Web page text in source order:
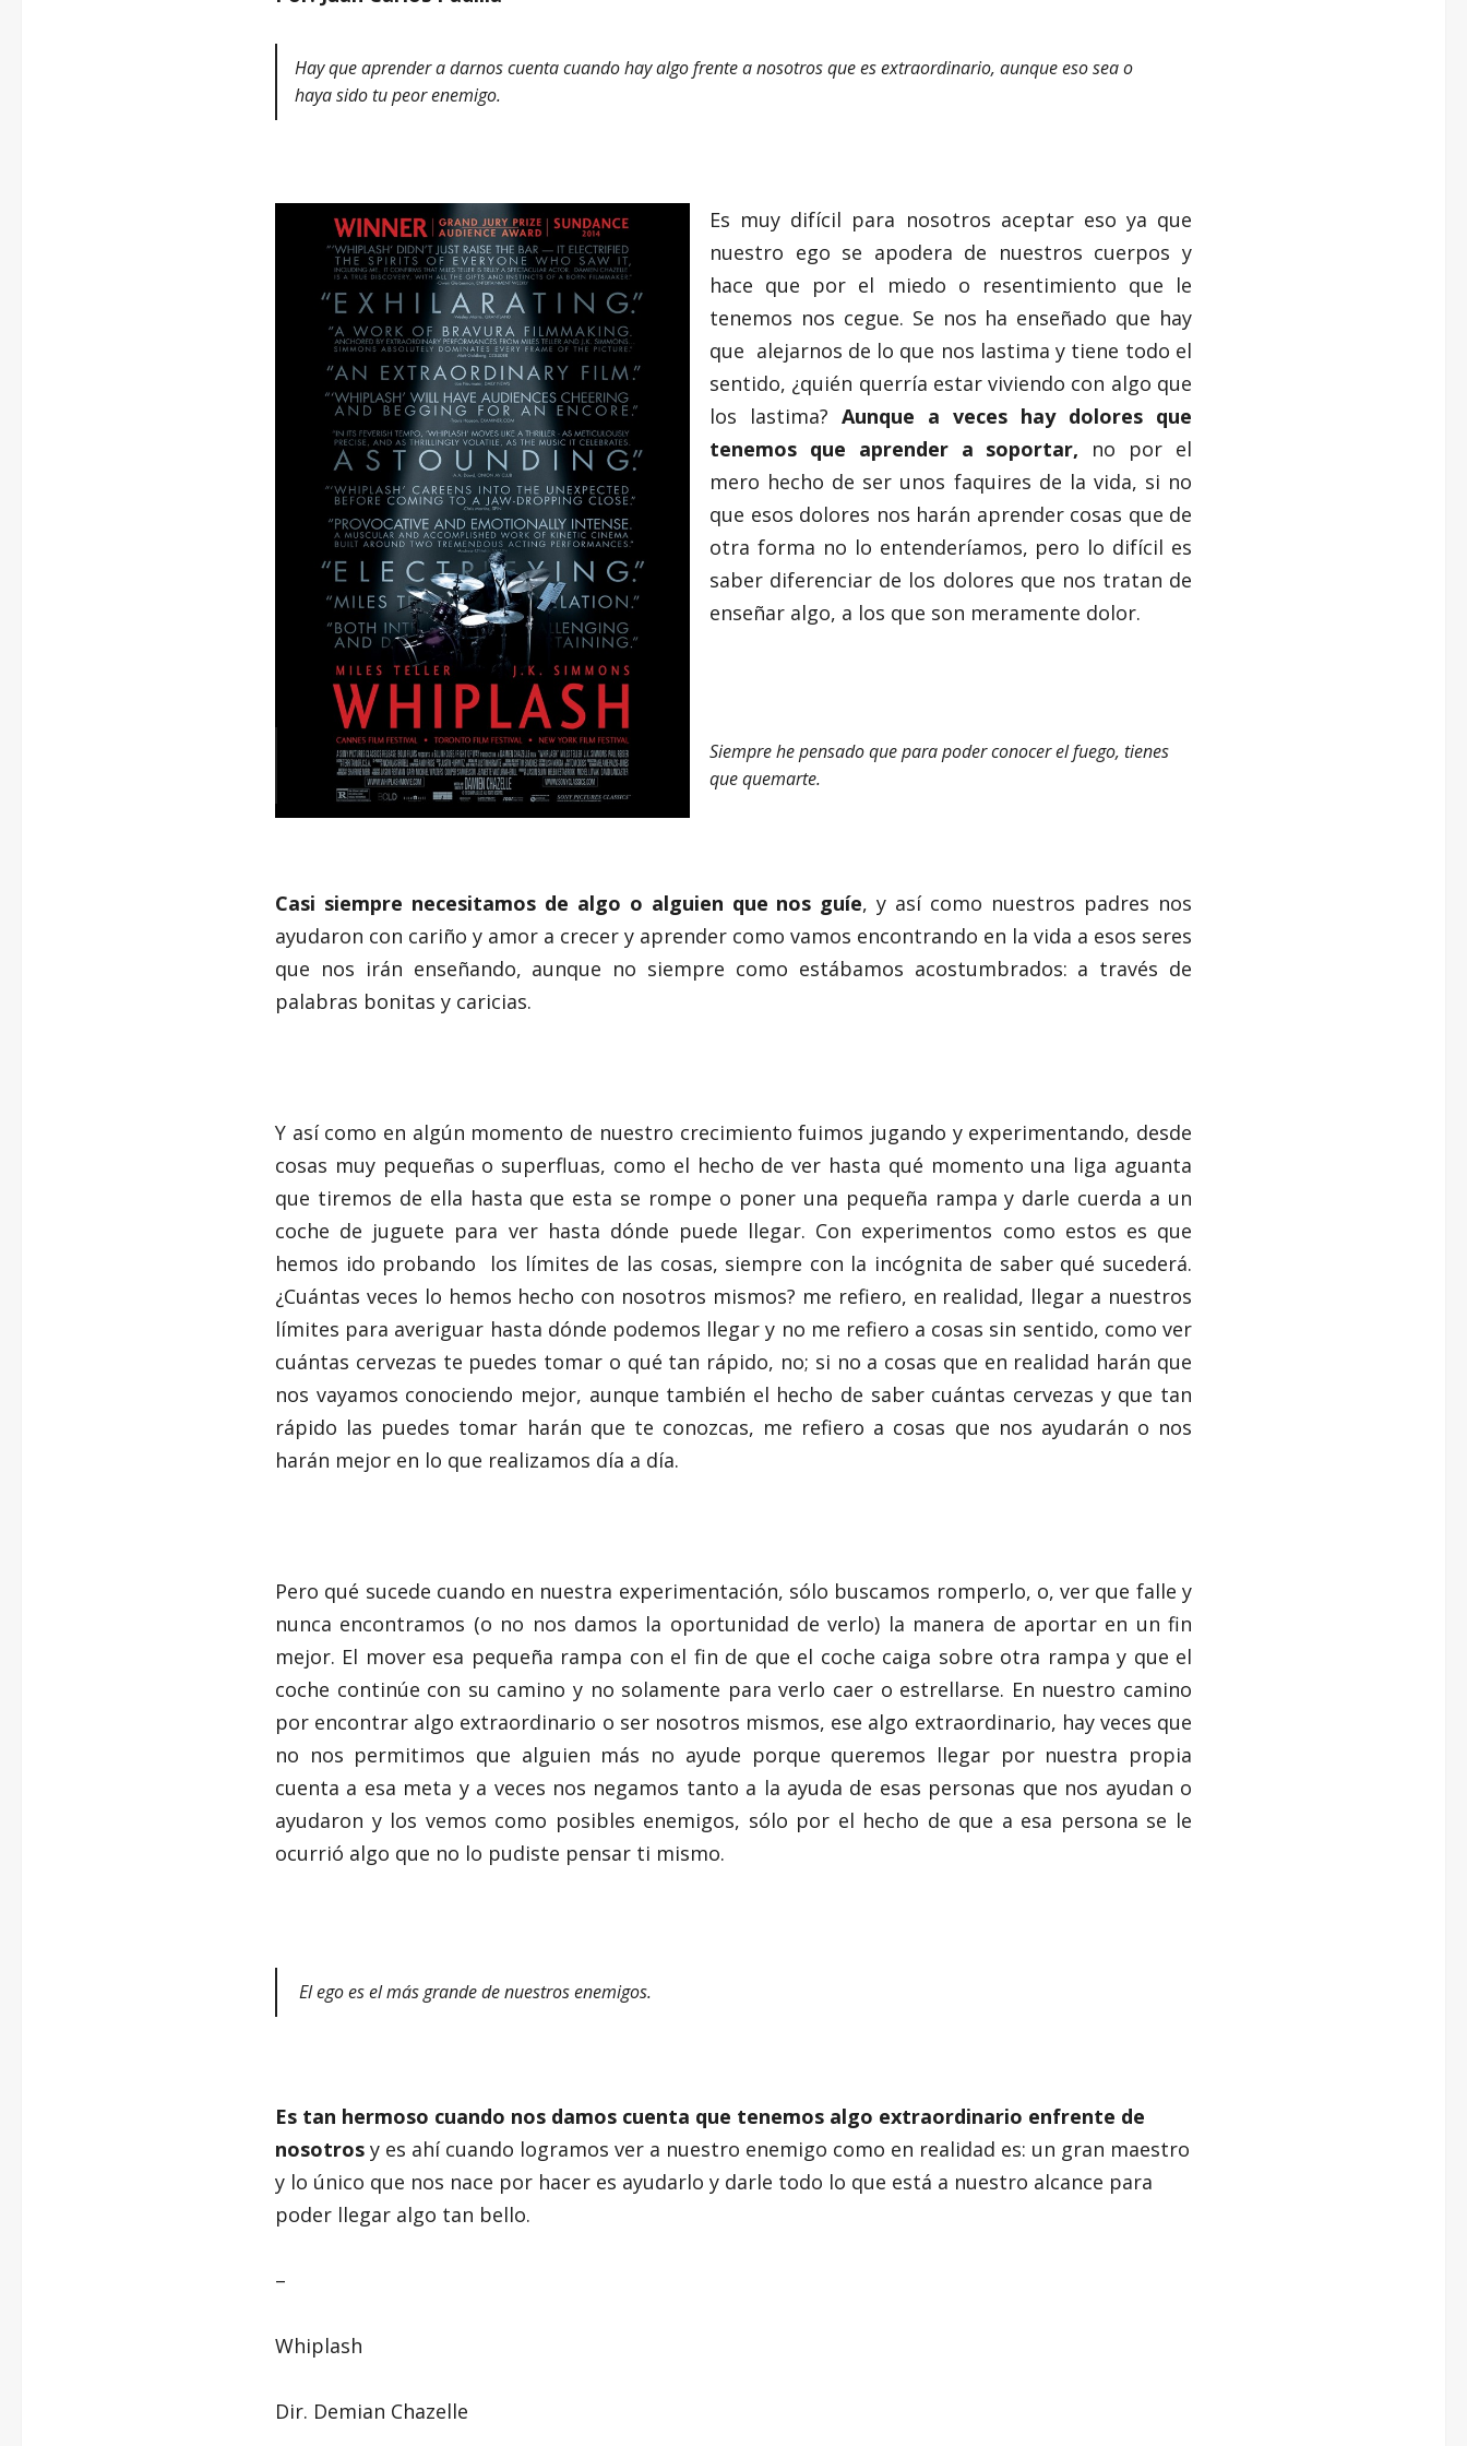
Hay que aprender a darnos cuenta cuando hay algo frente a nosotros que es extraordinario, aunque eso sea o
haya sido tu peor enemigo.
Es muy difícil para nosotros aceptar eso ya que
nuestro ego se apodera de nuestros cuerpos y
hace que por el miedo o resentimiento que le
tenemos nos cegue. Se nos ha enseñado que hay
que alejarnos de lo que nos lastima y tiene todo el
sentido, ¿quién querría estar viviendo con algo que
los lastima? Aunque a veces hay dolores que
tenemos que aprender a soportar, no por el
mero hecho de ser unos faquires de la vida, si no
que esos dolores nos harán aprender cosas que de
otra forma no lo entenderíamos, pero lo difícil es
saber diferenciar de los dolores que nos tratan de
enseñar algo, a los que son meramente dolor.
Siempre he pensado que para poder conocer el fuego, tienes
que quemarte.
Casi siempre necesitamos de algo o alguien que nos guíe, y así como nuestros padres nos
ayudaron con cariño y amor a crecer y aprender como vamos encontrando en la vida a esos seres
que nos irán enseñando, aunque no siempre como estábamos acostumbrados: a través de
palabras bonitas y caricias.
Y así como en algún momento de nuestro crecimiento fuimos jugando y experimentando, desde
cosas muy pequeñas o superfluas, como el hecho de ver hasta qué momento una liga aguanta
que tiremos de ella hasta que esta se rompe o poner una pequeña rampa y darle cuerda a un
coche de juguete para ver hasta dónde puede llegar. Con experimentos como estos es que
hemos ido probando los límites de las cosas, siempre con la incógnita de saber qué sucederá.
¿Cuántas veces lo hemos hecho con nosotros mismos? me refiero, en realidad, llegar a nuestros
límites para averiguar hasta dónde podemos llegar y no me refiero a cosas sin sentido, como ver
cuántas cervezas te puedes tomar o qué tan rápido, no; si no a cosas que en realidad harán que
nos vayamos conociendo mejor, aunque también el hecho de saber cuántas cervezas y que tan
rápido las puedes tomar harán que te conozcas, me refiero a cosas que nos ayudarán o nos
harán mejor en lo que realizamos día a día.
Pero qué sucede cuando en nuestra experimentación, sólo buscamos romperlo, o, ver que falle y
nunca encontramos (o no nos damos la oportunidad de verlo) la manera de aportar en un fin
mejor. El mover esa pequeña rampa con el fin de que el coche caiga sobre otra rampa y que el
coche continúe con su camino y no solamente para verlo caer o estrellarse. En nuestro camino
por encontrar algo extraordinario o ser nosotros mismos, ese algo extraordinario, hay veces que
no nos permitimos que alguien más no ayude porque queremos llegar por nuestra propia
cuenta a esa meta y a veces nos negamos tanto a la ayuda de esas personas que nos ayudan o
ayudaron y los vemos como posibles enemigos, sólo por el hecho de que a esa persona se le
ocurrió algo que no lo pudiste pensar ti mismo.
El ego es el más grande de nuestros enemigos.
Es tan hermoso cuando nos damos cuenta que tenemos algo extraordinario enfrente de
nosotros y es ahí cuando logramos ver a nuestro enemigo como en realidad es: un gran maestro
y lo único que nos nace por hacer es ayudarlo y darle todo lo que está a nuestro alcance para
poder llegar algo tan bello.
–
Whiplash
Dir. Demian Chazelle